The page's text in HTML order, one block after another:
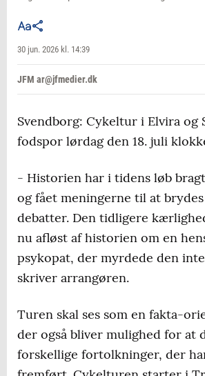
30 jun. 2026 kl. 14:39
JFM ar@jfmedier.dk
Svendborg: Cykeltur i Elvira og
fodspor lørdag den 18. juli
- Historien har i tidens løb
og fået meningerne til at
debatter. Den tidligere
nu afløst af historien om en
psykopat, der myrdede den
skriver arrangøren.
Turen skal ses som en fakta-
der også bliver mulighed for at
forskellige fortolkninger, der